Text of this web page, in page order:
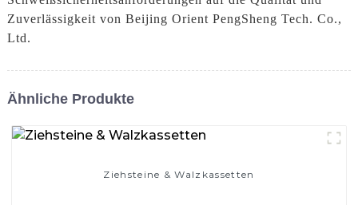
Zuverlässigkeit von Beijing Orient PengSheng Tech. Co.,
Ltd.
Ähnliche Produkte
Ziehsteine ​​& Walzkassetten